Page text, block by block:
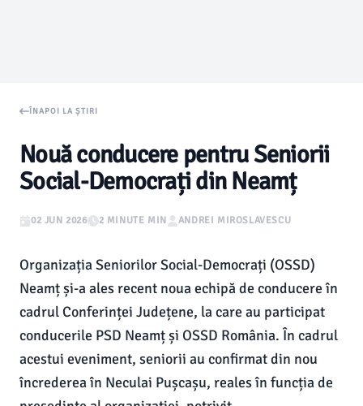
ÎNAPOI LA ȘTIRI
Nouă conducere pentru Seniorii
Social-Democrați din Neamț
02 JUN 2026 2 MINUTE MIN ANDREI MIROSLAVESCU
Organizația Seniorilor Social-Democrați (OSSD)
Neamț și-a ales recent noua echipă de conducere în
cadrul Conferinței Județene, la care au participat
conducerile PSD Neamț și OSSD România. În cadrul
acestui eveniment, seniorii au confirmat din nou
încrederea în Neculai Pușcașu, reales în funcția de